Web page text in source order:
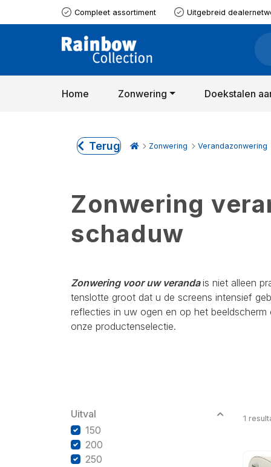
Compleet assortiment Uitgebreid
Home Zonwering Doekstalen
Terug Zonwering Verandazonwering
Zonwering
schaduw
Zonwering voor uw verandais niet alleen
tenslotte groot dat u de screens intensief
reflecties in uw ogen en op het
onze productenselectie.
Uitval
150
200
250
1